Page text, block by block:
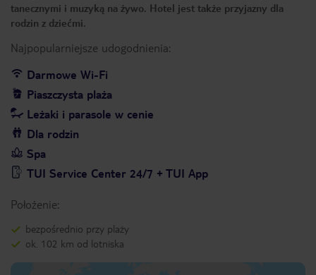
tanecznymi i muzyką na żywo. Hotel jest także przyjazny dla
rodzin z dziećmi.
Najpopularniejsze udogodnienia:
Darmowe Wi-Fi
Piaszczysta plaża
Leżaki i parasole w cenie
Dla rodzin
Spa
TUI Service Center 24/7 + TUI App
Położenie:
bezpośrednio przy plaży
ok. 102 km od lotniska